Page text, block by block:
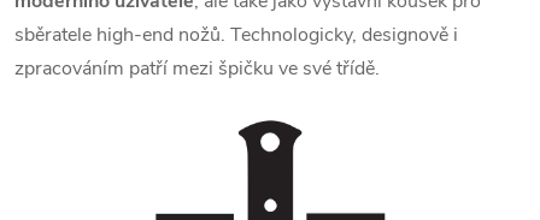
sběratele high-end nožů. Technologicky, designově i
zpracováním patří mezi špičku ve své třídě.